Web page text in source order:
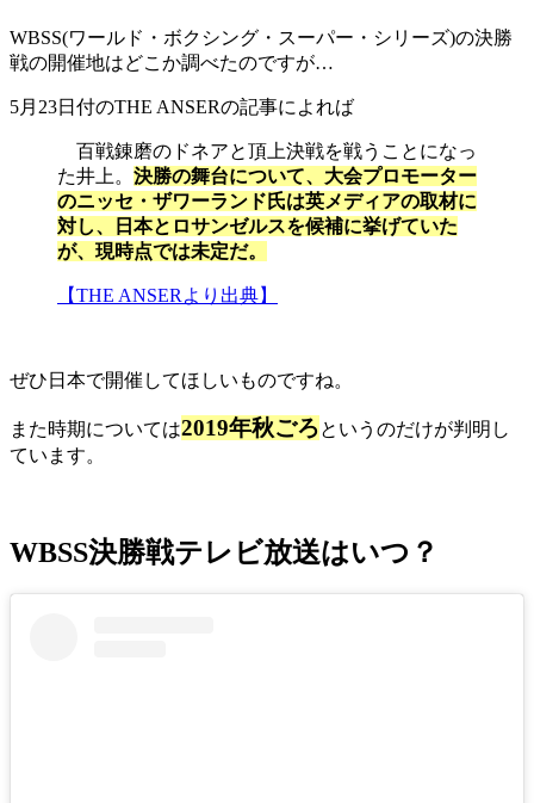
WBSS(ワールド・ボクシング・スーパー・シリーズ)の決勝
戦の開催地はどこか調べたのですが…
5月23日付のTHE ANSERの記事によれば
百戦錬磨のドネアと頂上決戦を戦うことになっ
た井上。 決勝の舞台について、大会プロモーター
のニッセ・ザワーランド氏は英メディアの取材に
対し、日本とロサンゼルスを候補に挙げていた
が、現時点では未定だ。
【THE ANSERより出典】
ぜひ日本で開催してほしいものですね。
また時期については2019年秋ごろというのだけが判明し
ています。
WBSS決勝戦テレビ放送はいつ？